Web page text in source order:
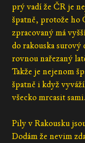
prý vadí že ČR je
špatně, protože ho
zpracovaný má
do rakouska
rovnou nařezaný
Takže je nejenom
špatně i když
všecko mrcasit sami.
Pily v Rakousku
Dodám že nevim